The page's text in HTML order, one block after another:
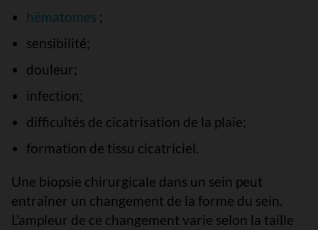
hématomes ;
sensibilité;
douleur;
infection;
difficultés de cicatrisation de la plaie;
formation de tissu cicatriciel.
Une biopsie chirurgicale dans un sein peut
entraîner un changement de la forme du sein.
L’ampleur de ce changement varie selon la taille